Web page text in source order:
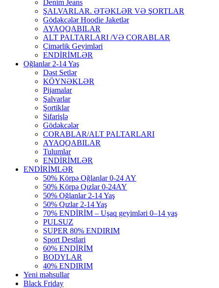
Denim Jeans
ŞALVARLAR. ƏTƏKLƏR VƏ ŞORTLAR
Gödəkcələr Hoodie Jaketlər
AYAQQABILAR
ALT PALTARLARI /VƏ CORABLAR
Çimərlik Geyimləri
ENDİRİMLƏR
Oğlanlar 2-14 Yaş
Dəst Setlər
KÖYNƏKLƏR
Pijamalar
Şalvarlar
Şortiklar
Sifarişlə
Gödəkcələr
CORABLAR/ALT PALTARLARI
AYAQQABILAR
Tulumlar
ENDİRİMLƏR
ENDİRİMLƏR
50% Körpə Oğlanlar 0-24 AY
50% Körpə Qızlar 0-24AY
50% Oğlanlar 2-14 Yaş
50% Qızlar 2-14 Yaş
70% ENDİRİM – Uşaq geyimləri 0–14 yaş
PULSUZ
SUPER 80% ENDIRIM
Sport Destlari
60% ENDİRİM
BODYLAR
40% ENDIRIM
Yeni məhsullar
Black Friday